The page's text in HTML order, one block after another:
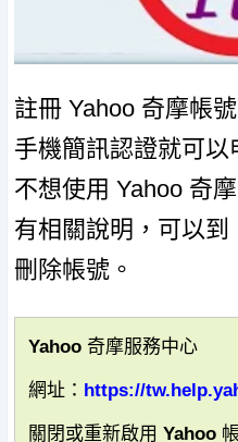
註冊 Yahoo 奇摩帳
手機簡訊認證就可
不想使用 Yahoo 奇
有相關說明，可以
刪除帳號。
Yahoo 奇摩服務中心
網址： https://
關閉或重新啟用 Yahoo